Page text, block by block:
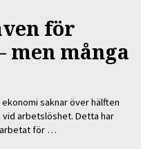
för
men många
saknar över hälften
arbetslöshet. Detta har
arbetat för …